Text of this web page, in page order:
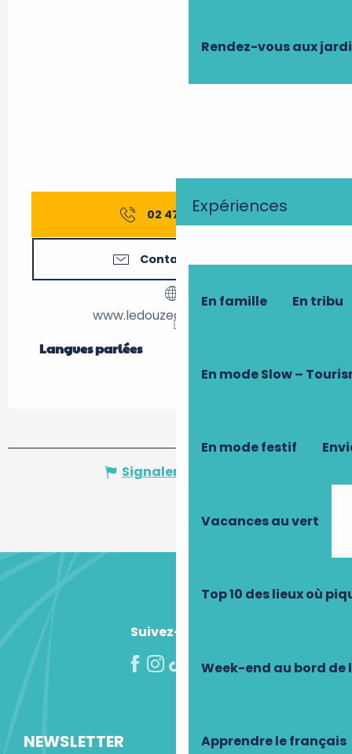
Rendez-vous aux
Expériences
En famille En tribu
En mode Slow –
En mode festif
Vacances au vert
Top 10 des lieux où
Week-end au bord de
Apprendre le français
02 47 26 07▒▒
Contactez-nous
www.ledouzedeluynes.com
Langues parlées
Langues parlées
Signaler une erreur
Suivez-nous !
NEWSLETTER